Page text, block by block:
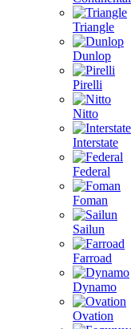
Triangle
Dunlop
Pirelli
Nitto
Interstate
Federal
Foman
Sailun
Farroad
Dynamo
Ovation